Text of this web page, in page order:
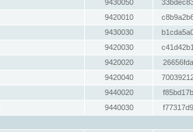
9430050
9420010
9430030
9420030
9420020
9420040
9440020
9440030